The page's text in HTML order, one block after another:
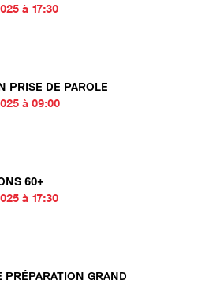
à 17:30
PRISE DE PAROLE
à 09:00
60+
à 17:30
PRÉPARATION GRAND